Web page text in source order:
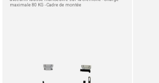
maximale 80 KG - Cadre de montée